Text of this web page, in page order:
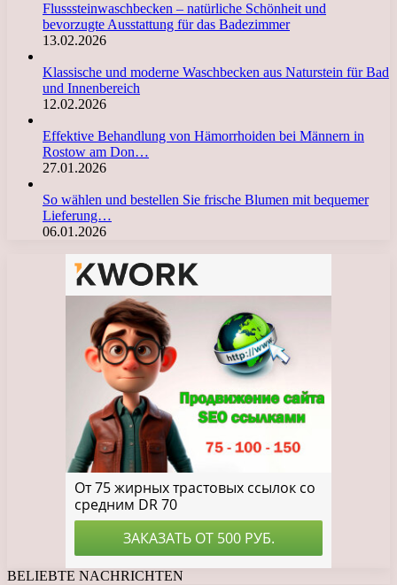
Flusssteinwaschbecken – natürliche Schönheit und
bevorzugte Ausstattung für das Badezimmer
13.02.2026
Klassische und moderne Waschbecken aus Naturstein für Bad
und Innenbereich
12.02.2026
Effektive Behandlung von Hämorrhoiden bei Männern in
Rostow am Don…
27.01.2026
So wählen und bestellen Sie frische Blumen mit bequemer
Lieferung…
06.01.2026
BELIEBTE NACHRICHTEN